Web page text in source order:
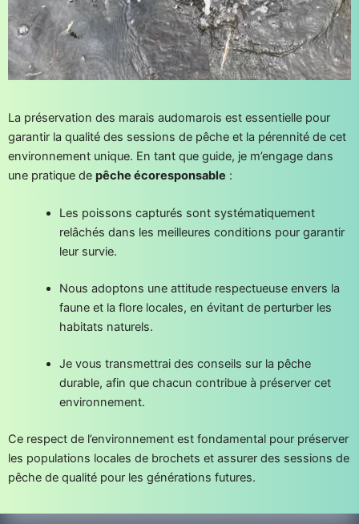
La préservation des marais audomarois est essentielle pour
garantir la qualité des sessions de pêche et la pérennité de cet
environnement unique. En tant que guide, je m’engage dans
une pratique de pêche écoresponsable :
Les poissons capturés sont systématiquement
relâchés dans les meilleures conditions pour garantir
leur survie.
Nous adoptons une attitude respectueuse envers la
faune et la flore locales, en évitant de perturber les
habitats naturels.
Je vous transmettrai des conseils sur la pêche
durable, afin que chacun contribue à préserver cet
environnement.
Ce respect de l’environnement est fondamental pour préserver
les populations locales de brochets et assurer des sessions de
pêche de qualité pour les générations futures.